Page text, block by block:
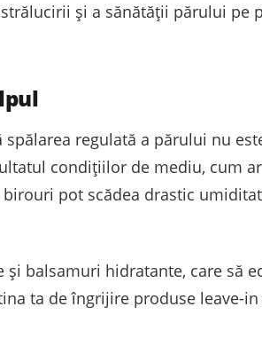
și a sănătății părului pe
regulată a părului nu
condițiilor de mediu, cum
pot scădea drastic
balsamuri hidratante, care să
ta de îngrijire produse leave-